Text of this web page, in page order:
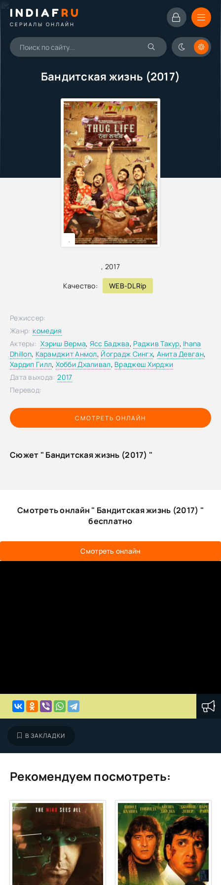
INDIAFRU
СЕРИАЛЫ ОНЛАЙН
Бандитская жизнь (2017)
, 2017
Качество: WEB-DLRip
,
СМОТРЕТЬ ОНЛАЙН
Режиссер:
Жанр: комедия
Актеры: Хэриш Верма, Ясс Баджва, Раджив Такур, Ihana
Dhillon, Карамджит Анмол, Йоградж Сингх, Анита Девган,
Хардип Гилл, Хобби Дхаливал, Враджеш Хирджи
Дата выхода: 2017
Перевод:
Сюжет " Бандитская жизнь (2017) "
Смотреть онлайн " Бандитская жизнь (2017) "
бесплатно
Смотреть онлайн
В ЗАКЛАДКИ
Рекомендуем посмотреть: